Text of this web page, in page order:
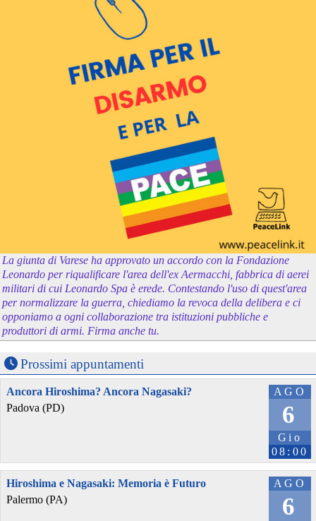
La giunta di Varese ha approvato un accordo con la Fondazione
Leonardo per riqualificare l'area dell'ex Aermacchi, fabbrica di aerei
militari di cui Leonardo Spa è erede. Contestando l'uso di quest'area
per normalizzare la guerra, chiediamo la revoca della delibera e ci
opponiamo a ogni collaborazione tra istituzioni pubbliche e
produttori di armi. Firma anche tu.
Prossimi appuntamenti
AGO
6
Gio
08:00
Ancora Hiroshima? Ancora Nagasaki?
Padova (PD)
AGO
6
Hiroshima e Nagasaki: Memoria è Futuro
Palermo (PA)